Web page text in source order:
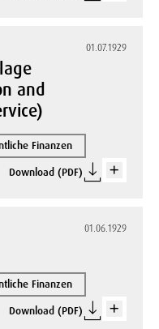
01.07.1929
and
Finanzen
Download (PDF)
01.06.1929
Finanzen
Download (PDF)